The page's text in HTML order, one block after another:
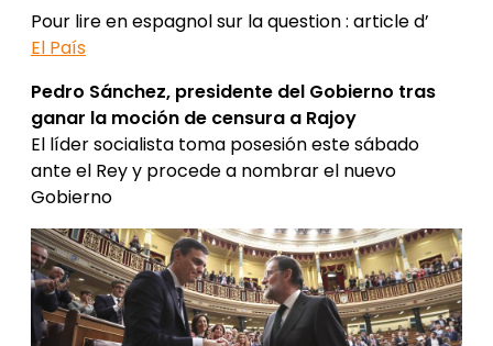
Pour lire en espagnol sur la question : article d’
El País
Pedro Sánchez, presidente del Gobierno tras
ganar la moción de censura a Rajoy
El líder socialista toma posesión este sábado
ante el Rey y procede a nombrar el nuevo
Gobierno